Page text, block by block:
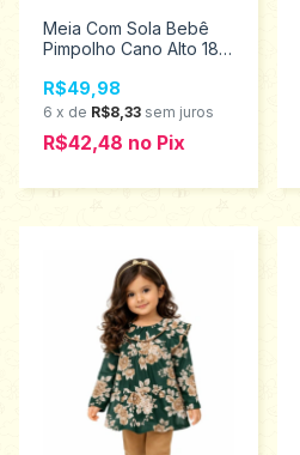
Meia Com Sola Bebê
Pimpolho Cano Alto 18
R$49,98
6 x de R$8,33 sem juros
R$42,48 no Pix